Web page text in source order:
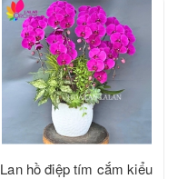
Lan hồ điệp tím cắm kiểu